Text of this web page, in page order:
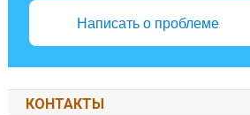
Написать о проблеме
КОНТАКТЫ